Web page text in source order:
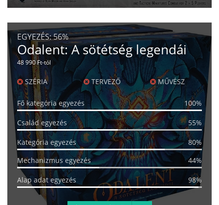
EGYEZÉS:56%
Odalent: A sötétség legendái
48 990 Ft-tól
SZÉRIA TERVEZŐ MŰVÉSZ
Fő kategória egyezés 100%
Család egyezés 55%
Kategória egyezés
80%
Mechanizmus egyezés
44%
Alap adat egyezés 98%